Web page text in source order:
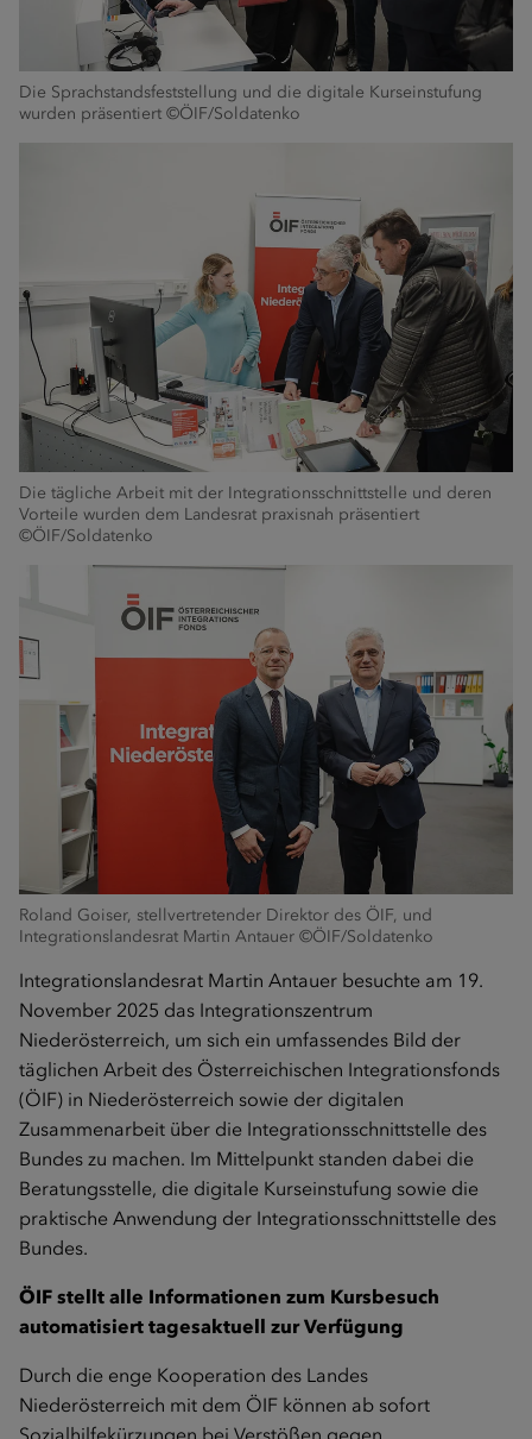
Die Sprachstandsfeststellung und die digitale Kurseinstufung
wurden präsentiert ©ÖIF/Soldatenko
Die tägliche Arbeit mit der Integrationsschnittstelle und deren
Vorteile wurden dem Landesrat praxisnah präsentiert
©ÖIF/Soldatenko
Roland Goiser, stellvertretender Direktor des ÖIF, und
Integrationslandesrat Martin Antauer ©ÖIF/Soldatenko
Integrationslandesrat Martin Antauer besuchte am 19.
November 2025 das Integrationszentrum
Niederösterreich, um sich ein umfassendes Bild der
täglichen Arbeit des Österreichischen Integrationsfonds
(ÖIF) in Niederösterreich sowie der digitalen
Zusammenarbeit über die Integrationsschnittstelle des
Bundes zu machen. Im Mittelpunkt standen dabei die
Beratungsstelle, die digitale Kurseinstufung sowie die
praktische Anwendung der Integrationsschnittstelle des
Bundes.
ÖIF stellt alle Informationen zum Kursbesuch
automatisiert tagesaktuell zur Verfügung
Durch die enge Kooperation des Landes
Niederösterreich mit dem ÖIF können ab sofort